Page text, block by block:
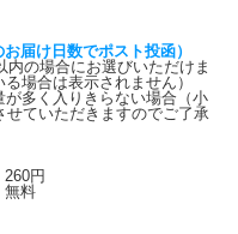
届け日数でポスト投函）
の場合にお選びいただけま
場合は表示されません）
が多く入りきらない場合（小
せていただきますのでご了承
円
無料